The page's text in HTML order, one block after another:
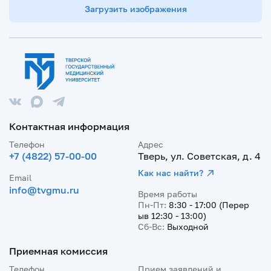
Загрузить изображения
Контактная информация
Телефон
+7 (4822) 57-00-00
Email
info@tvgmu.ru
Адрес
Тверь, ул. Советская, д. 4
Как нас найти?
Время работы
Пн-Пт: 8:30 - 17:00 (Перер
ыв 12:30 - 13:00)
Сб-Вс: Выходной
Приемная комиссия
Телефон Прием заявлений и